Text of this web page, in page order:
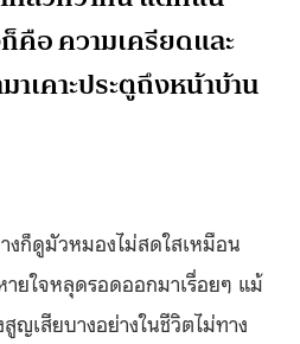
คือ ความเครียดและ
าเคาะประตูถึงหน้าบ้าน
งก็ดูมัวหมองไม่สดใสเหมือน
ยใจหลุดรอดออกมาเรื่อยๆ แม้
ญเสียบางอย่างในชีวิตไม่ทาง